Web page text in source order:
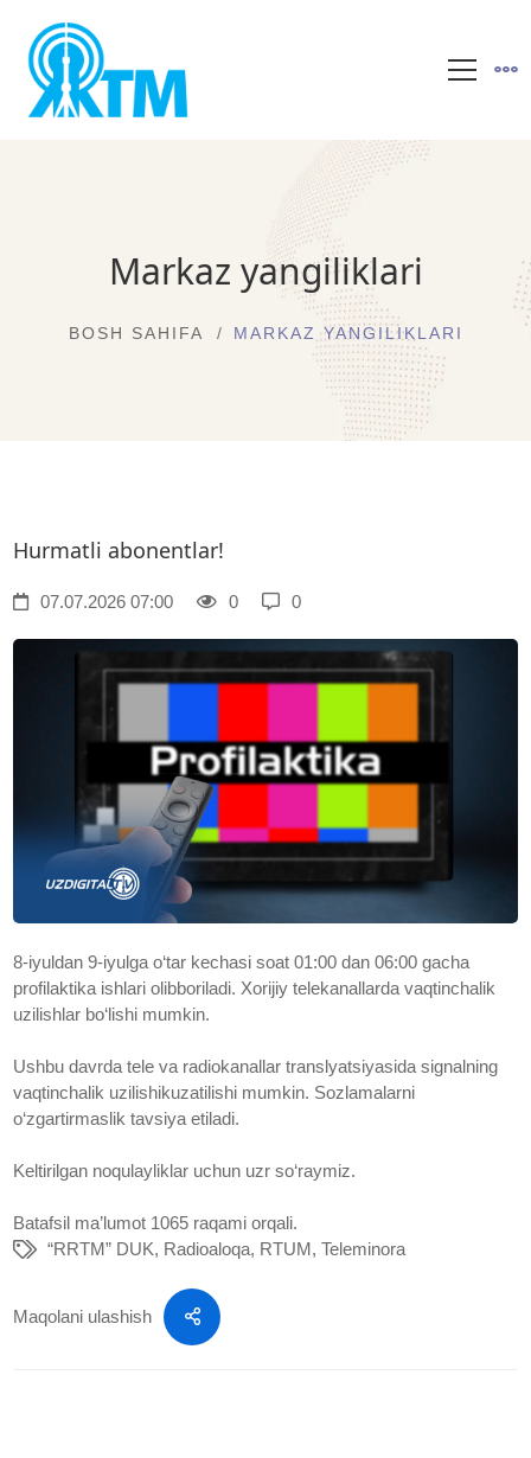
Markaz yangiliklari
BOSH SAHIFA MARKAZ YANGILIKLARI
Hurmatli abonentlar!
07.07.2026 07:00 0 0
8-iyuldan 9-iyulga o‘tar kechasi soat 01:00 dan 06:00 gacha
profilaktika ishlari olibboriladi. Xorijiy telekanallarda vaqtinchalik
uzilishlar bo‘lishi mumkin.
Ushbu davrda tele va radiokanallar translyatsiyasida signalning
vaqtinchalik uzilishikuzatilishi mumkin. Sozlamalarni
o‘zgartirmaslik tavsiya etiladi.
Keltirilgan noqulayliklar uchun uzr so‘raymiz.
Batafsil ma’lumot 1065 raqami orqali.
“RRTM” DUK, Radioaloqa, RTUM,Teleminora
Maqolani ulashish